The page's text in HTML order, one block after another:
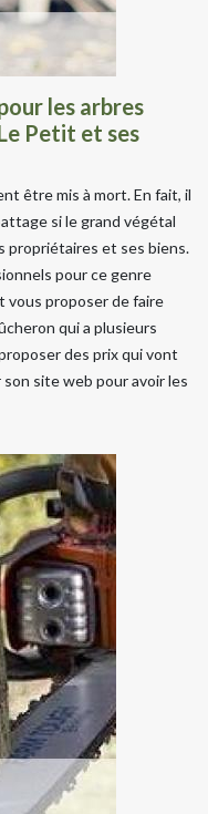
les arbres
Petit et ses
être mis à mort. En fait, il
si le grand végétal
propriétaires et ses biens.
pour ce genre
vous proposer de faire
qui a plusieurs
des prix qui vont
site web pour avoir les